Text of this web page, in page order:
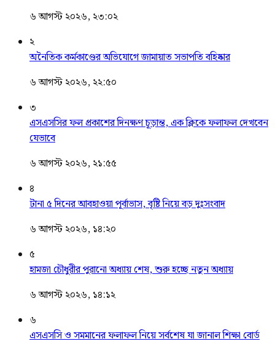
৬ আগস্ট ২০২৬, ২৩:০২
২
অনৈতিক কর্মকাণ্ডের অভিযোগে জামায়াত সভাপতি বহিষ্কার
৬ আগস্ট ২০২৬, ২২:৫০
৩
এসএসসির ফল প্রকাশের দিনক্ষণ চূড়ান্ত, এক ক্লিকে ফলাফল দেখবেন
যেভাবে
৬ আগস্ট ২০২৬, ২১:৫৫
৪
টানা ৫ দিনের আবহাওয়া পূর্বাভাস, বৃষ্টি নিয়ে বড় দুঃসংবাদ
৬ আগস্ট ২০২৬, ১৪:২০
৫
হামজা চৌধুরীর পুরানো অধ্যায় শেষ, শুরু হচ্ছে নতুন অধ্যায়
৬ আগস্ট ২০২৬, ১৪:১২
৬
এসএসসি ও সমমানের ফলাফল নিয়ে সর্বশেষ যা জানাল শিক্ষা বোর্ড